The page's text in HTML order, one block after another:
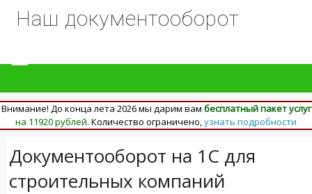
Наш документооборот
Внимание! До конца лета 2026 мы дарим вам бесплатный пакет услуг
на 11920 рублей. Количество ограничено,узнать подробности
Документооборот на 1С для
строительных компаний